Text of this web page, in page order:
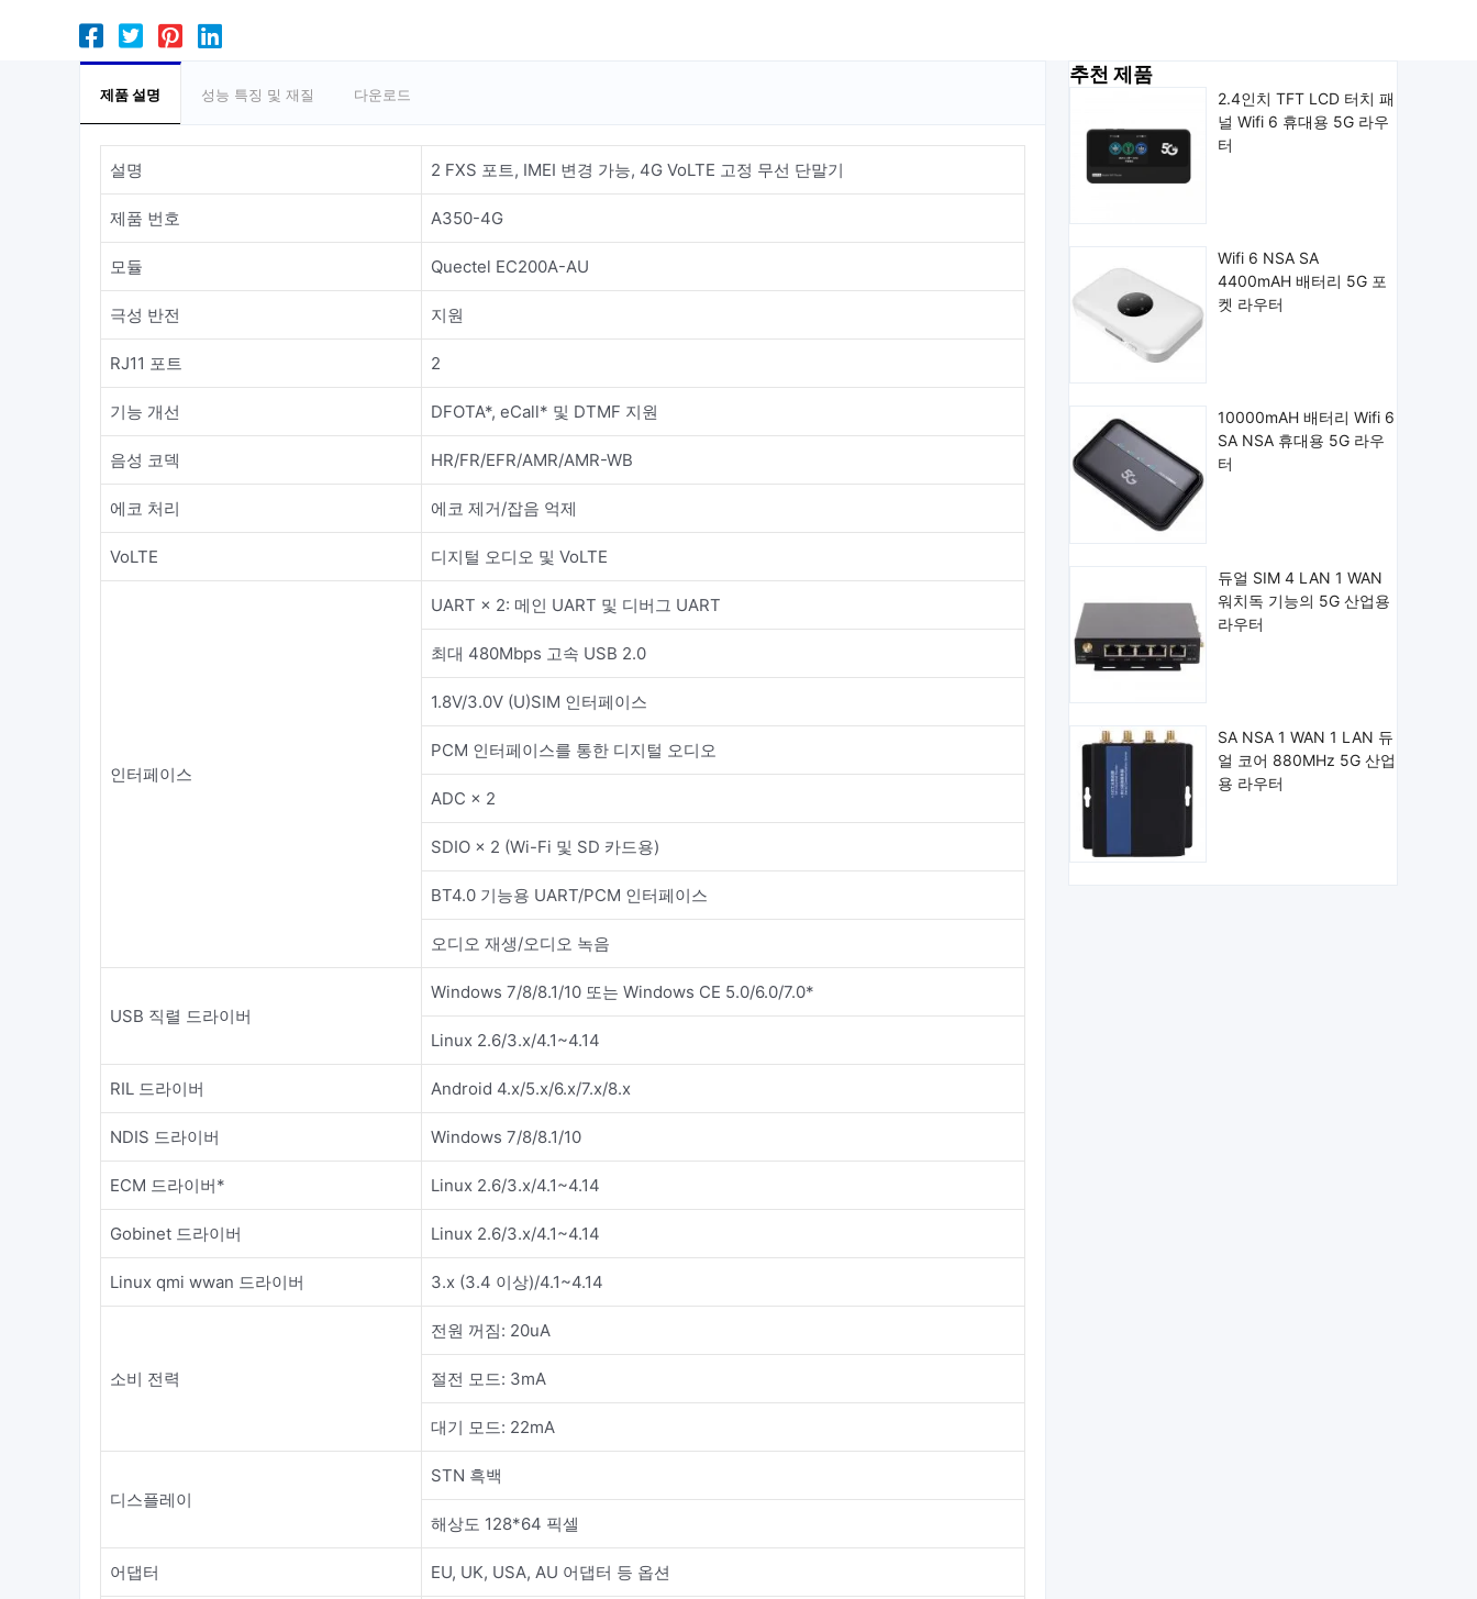
제품 설명 성능 특징 및 재질 다운로드
설명 2 FXS 포트, IMEI 변경 가능, 4G VoLTE 고정 무선 단말기
제품 번호 A350-4G
모듈 Quectel EC200A-AU
극성 반전 지원
RJ11 포트 2
기능 개선 DFOTA*, eCall* 및 DTMF 지원
음성 코덱 HR/FR/EFR/AMR/AMR-WB
에코 처리 에코 제거/잡음 억제
VoLTE 디지털 오디오 및 VoLTE
인터페이스
UART × 2: 메인 UART 및 디버그 UART
최대 480Mbps 고속 USB 2.0
1.8V/3.0V (U)SIM 인터페이스
PCM 인터페이스를 통한 디지털 오디오
ADC × 2
SDIO × 2 (Wi-Fi 및 SD 카드용)
BT4.0 기능용 UART/PCM 인터페이스
오디오 재생/오디오 녹음
USB 직렬 드라이버
Windows 7/8/8.1/10 또는 Windows CE 5.0/6.0/7.0*
Linux 2.6/3.x/4.1~4.14
RIL 드라이버 Android 4.x/5.x/6.x/7.x/8.x
NDIS 드라이버 Windows 7/8/8.1/10
ECM 드라이버* Linux 2.6/3.x/4.1~4.14
Gobinet 드라이버 Linux 2.6/3.x/4.1~4.14
Linux qmi wwan 드라이버 3.x (3.4 이상)/4.1~4.14
소비 전력
전원 꺼짐: 20uA
절전 모드: 3mA
대기 모드: 22mA
디스플레이
STN 흑백
해상도 128*64 픽셀
어댑터 EU, UK, USA, AU 어댑터 등 옵션
추천 제품
2.4인치 TFT LCD 터치 패
널 Wifi 6 휴대용 5G 라우
터
Wifi 6 NSA SA
4400mAH 배터리 5G 포
켓 라우터
10000mAH 배터리 Wifi 6
SA NSA 휴대용 5G 라우
터
듀얼 SIM 4 LAN 1 WAN
워치독 기능의 5G 산업용
라우터
SA NSA 1 WAN 1 LAN 듀
얼 코어 880MHz 5G 산업
용 라우터